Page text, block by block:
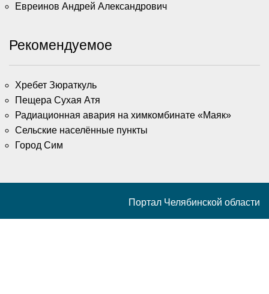
Евреинов Андрей Александрович
Рекомендуемое
Хребет Зюраткуль
Пещера Сухая Атя
Радиационная авария на химкомбинате «Маяк»
Сельские населённые пункты
Город Сим
Портал Челябинской области